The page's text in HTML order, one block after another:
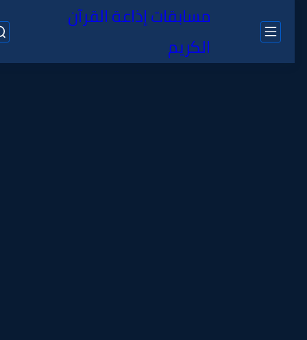
مسابقات إذاعة القرآن
الكريم